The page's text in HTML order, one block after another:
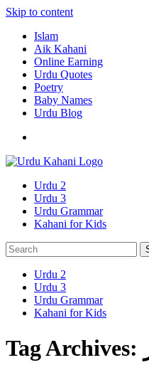
Skip to content
Islam
Aik Kahani
Online Earning
Urdu Quotes
Poetry
Baby Names
Urdu Blog
Urdu 2
Urdu 3
Urdu Grammar
Kahani for Kids
Urdu 2
Urdu 3
Urdu Grammar
Kahani for Kids